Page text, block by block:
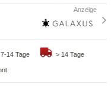
7-14 Tage > 14 Tage